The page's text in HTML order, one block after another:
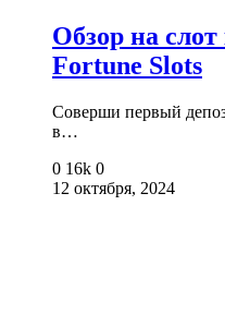
Обзор на
Fortune Slots
Соверши первый
в…
0 16k 0
12 октября, 2024